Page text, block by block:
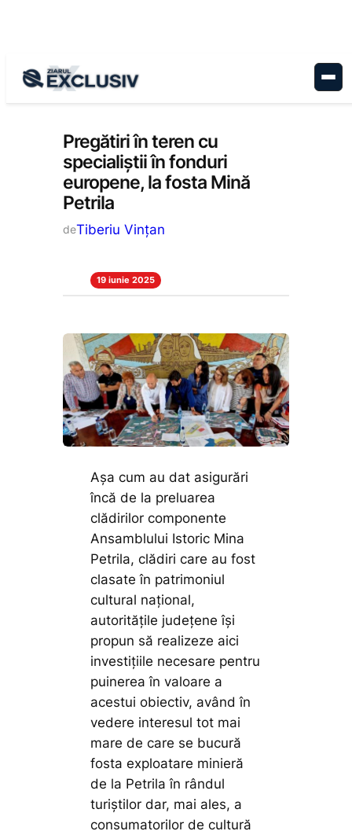
Administrație
Pregătiri în teren cu
specialiștii în fonduri
europene, la fosta Mină
Petrila
deTiberiu Vințan
19 iunie 2025
Așa cum au dat asigurări
încă de la preluarea
clădirilor componente
Ansamblului Istoric Mina
Petrila, clădiri care au fost
clasate în patrimoniul
cultural național,
autoritățile județene își
propun să realizeze aici
investițiile necesare pentru
puinerea în valoare a
acestui obiectiv, având în
vedere interesul tot mai
mare de care se bucură
fosta exploatare minieră
de la Petrila în rândul
turiștilor dar, mai ales, a
consumatorilor de cultură